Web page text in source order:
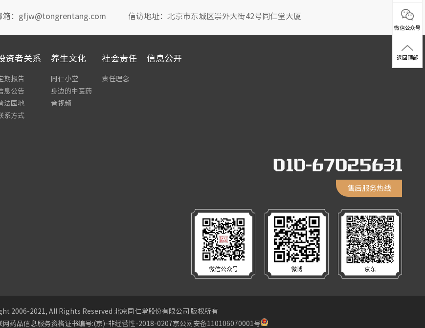
箱：gfjw@tongrentang.com 信访地址：北京市东城区崇外大街42号同仁堂大厦
资者关系
期报告
息公告
法园地
系方式
养生文化
同仁小堂
身边的中医药
音视频
社会责任
责任理念
信息公开
售后服务热线
微信公众号 微博 京东
2006-2021, All Rights Reserved 北京同仁堂股份有限公司 版权所有
网药品信息服务资格证书编号:(京)-非经营性-2018-0207京公网安备110106070001号
微信公众号
返回顶部